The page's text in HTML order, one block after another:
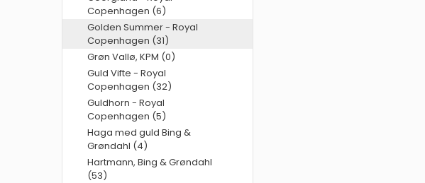
Copenhagen (6)
Golden Summer - Royal
Copenhagen (31)
Grøn Vallø, KPM (0)
Guld Vifte - Royal
Copenhagen (32)
Guldhorn - Royal
Copenhagen (5)
Haga med guld Bing &
Grøndahl (4)
Hartmann, Bing & Grøndahl
(53)